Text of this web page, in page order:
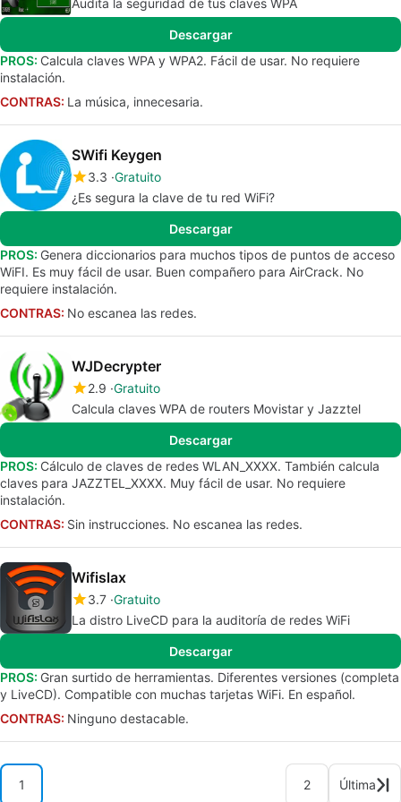
Audita la seguridad de tus claves WPA
Descargar
PROS: Calcula claves WPA y WPA2. Fácil de usar. No requiere
instalación.
CONTRAS: La música, innecesaria.
SWifi Keygen
3.3 Gratuito
¿Es segura la clave de tu red WiFi?
Descargar
PROS: Genera diccionarios para muchos tipos de puntos de acceso
WiFI. Es muy fácil de usar. Buen compañero para AirCrack. No
requiere instalación.
CONTRAS: No escanea las redes.
WJDecrypter
2.9 Gratuito
Calcula claves WPA de routers Movistar y Jazztel
Descargar
PROS: Cálculo de claves de redes WLAN_XXXX. También calcula
claves para JAZZTEL_XXXX. Muy fácil de usar. No requiere
instalación.
CONTRAS: Sin instrucciones. No escanea las redes.
Wifislax
3.7 Gratuito
La distro LiveCD para la auditoría de redes WiFi
Descargar
PROS: Gran surtido de herramientas. Diferentes versiones (completa
y LiveCD). Compatible con muchas tarjetas WiFi. En español.
CONTRAS: Ninguno destacable.
1 2 Última